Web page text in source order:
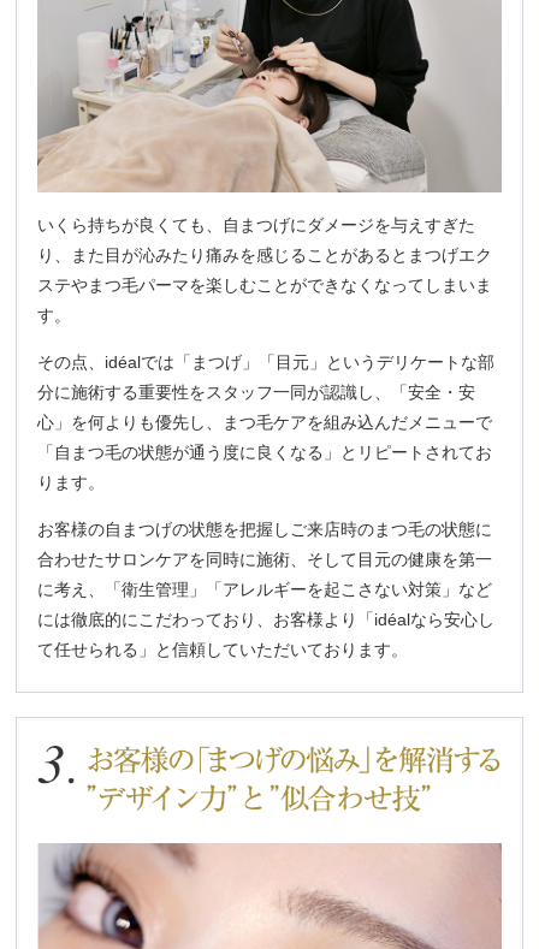
いくら持ちが良くても、自まつげにダメージを与えすぎた
り、また目が沁みたり痛みを感じることがあるとまつげエク
ステやまつ毛パーマを楽しむことができなくなってしまいま
す。
その点、idéalでは「まつげ」「目元」というデリケートな部
分に施術する重要性をスタッフ一同が認識し、「安全・安
心」を何よりも優先し、まつ毛ケアを組み込んだメニューで
「自まつ毛の状態が通う度に良くなる」とリピートされてお
ります。
お客様の自まつげの状態を把握しご来店時のまつ毛の状態に
合わせたサロンケアを同時に施術、そして目元の健康を第一
に考え、「衛生管理」「アレルギーを起こさない対策」など
には徹底的にこだわっており、お客様より「idéalなら安心し
て任せられる」と信頼していただいております。